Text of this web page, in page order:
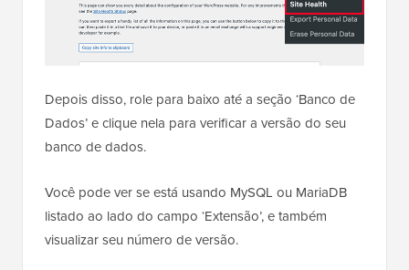
Depois disso, role para baixo até a seção ‘Banco de
Dados’ e clique nela para verificar a versão do seu
banco de dados.
Você pode ver se está usando MySQL ou MariaDB
listado ao lado do campo ‘Extensão’, e também
visualizar seu número de versão.